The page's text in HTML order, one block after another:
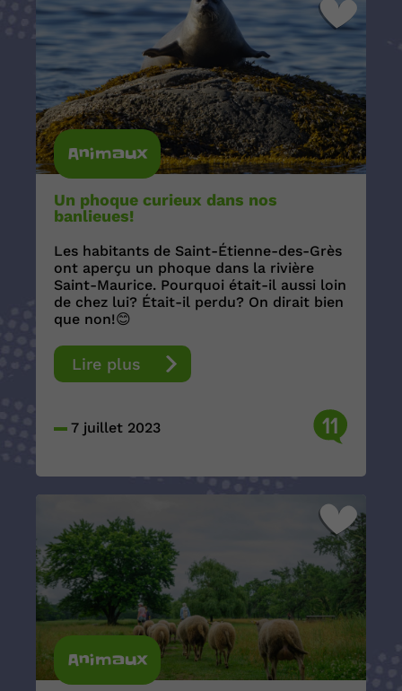
Animaux
Un phoque curieux dans nos
banlieues!
Les habitants de Saint-Étienne-des-Grès
ont aperçu un phoque dans la rivière
Saint-Maurice. Pourquoi était-il aussi loin
de chez lui? Était-il perdu? On dirait bien
que non!😊
Lire plus
7 juillet 2023 11
Animaux